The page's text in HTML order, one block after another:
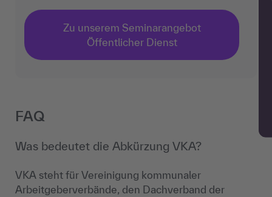
Zu unserem Seminarangebot
Öffentlicher Dienst
FAQ
Was bedeutet die Abkürzung VKA?
VKA steht für Vereinigung kommunaler
Arbeitgeberverbände, den Dachverband der